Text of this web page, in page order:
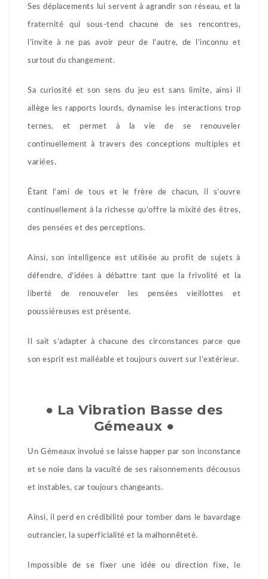
Ses déplacements lui servent à agrandir son réseau, et la
fraternité qui sous-tend chacune de ses rencontres,
l’invite à ne pas avoir peur de l’autre, de l’inconnu et
surtout du changement.
Sa curiosité et son sens du jeu est sans limite, ainsi il
allège les rapports lourds, dynamise les interactions trop
ternes, et permet à la vie de se renouveler
continuellement à travers des conceptions multiples et
variées.
Étant l’ami de tous et le frère de chacun, il s’ouvre
continuellement à la richesse qu’offre la mixité des êtres,
des pensées et des perceptions.
Ainsi, son intelligence est utilisée au profit de sujets à
défendre, d’idées à débattre tant que la frivolité et la
liberté de renouveler les pensées vieillottes et
poussiéreuses est présente.
Il sait s’adapter à chacune des circonstances parce que
son esprit est malléable et toujours ouvert sur l’extérieur.
● La Vibration Basse des
Gémeaux ●
Un Gémeaux involué se laisse happer par son inconstance
et se noie dans la vacuité de ses raisonnements décousus
et instables, car toujours changeants.
Ainsi, il perd en crédibilité pour tomber dans le bavardage
outrancier, la superficialité et la malhonnêteté.
Impossible de se fixer une idée ou direction fixe, le